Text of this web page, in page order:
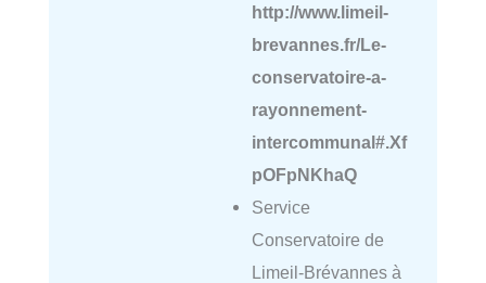
http://www.limeil-
brevannes.fr/Le-
conservatoire-a-
rayonnement-
intercommunal#.Xf
pOFpNKhaQ
Service
Conservatoire de
Limeil-Brévannes à